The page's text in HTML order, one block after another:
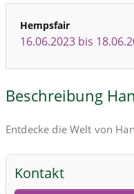
Hempsfair
16.06.2023 bis
Beschreibung
Entdecke die Welt von
Kontakt